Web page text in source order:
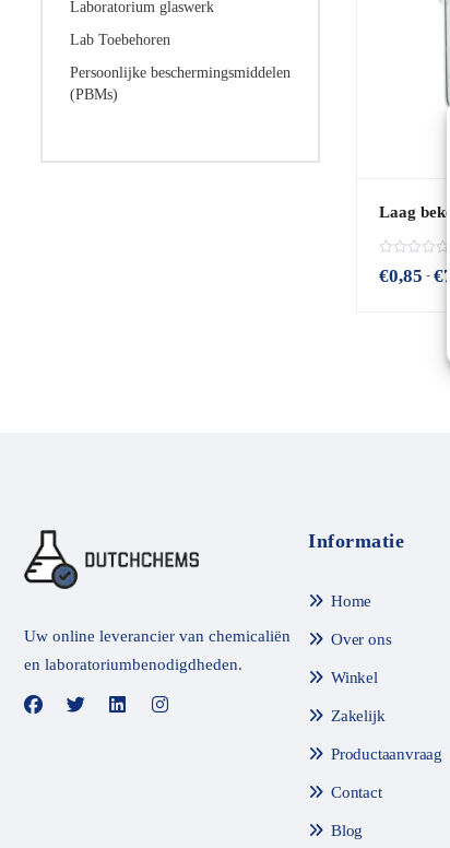
Laboratorium glaswerk
Lab Toebehoren
Persoonlijke beschermingsmiddelen
(PBMs)
Laag
e
d
€0,85 - €
Uw online leverancier van chemicaliën
en laboratoriumbenodigdheden.
Informatie
Home
Over ons
Winkel
Zakelijk
Productaanvraag
Contact
Blog